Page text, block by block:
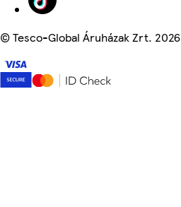
©Tesco-Global Áruházak Zrt. 2026